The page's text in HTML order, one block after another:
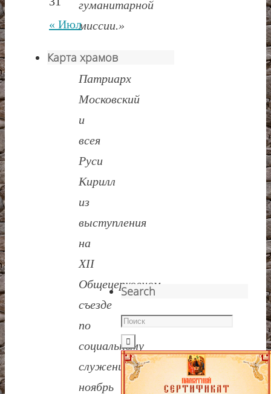
гуманитарной
миссии.»
Святейший
Патриарх
Московский
и
всея
Руси
Кирилл
из
выступления
на
ХII
Общецерковном
съезде
по
социальному
служению
ноябрь
« Июл
Карта храмов
Search